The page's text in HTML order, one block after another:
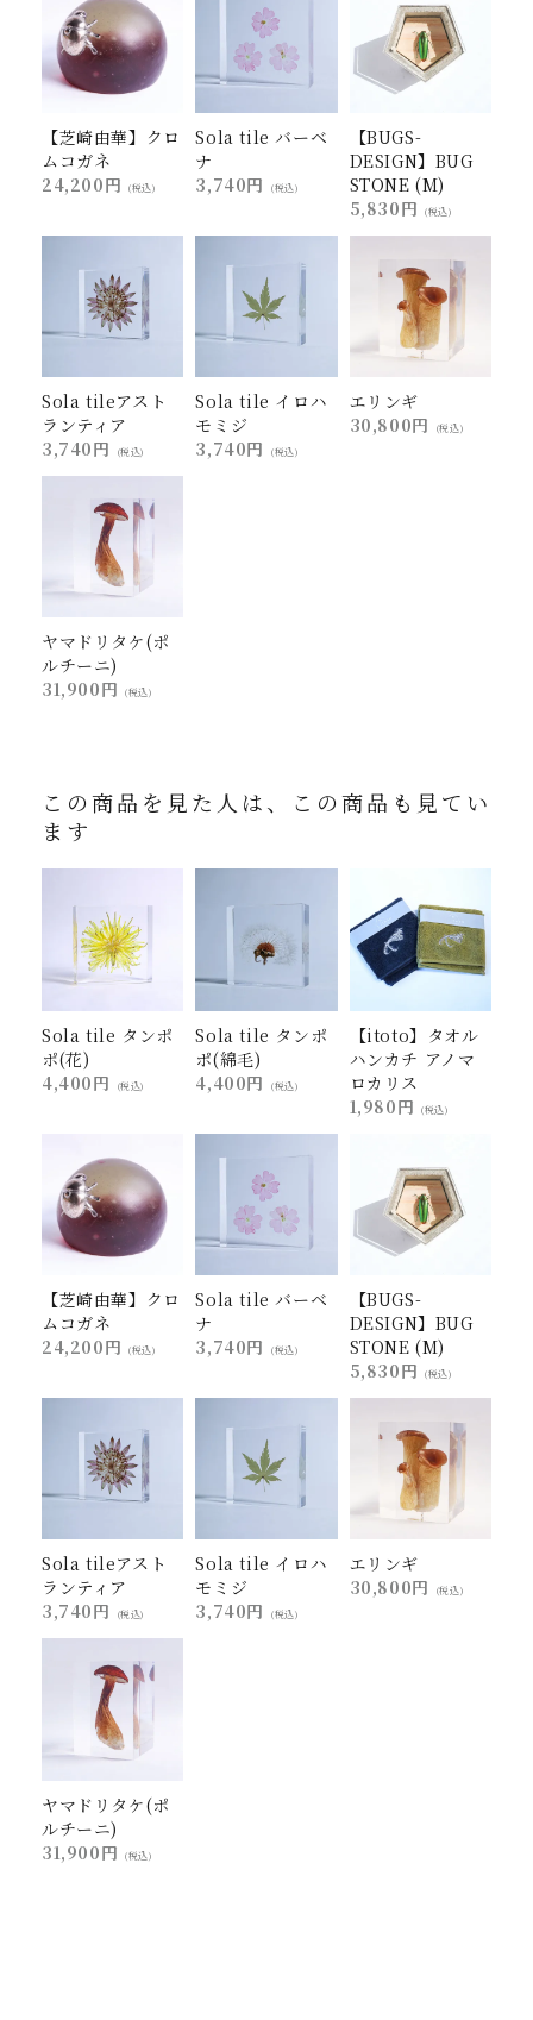
【芝崎由華】クロ
ムコガネ
24,200円
(税込)
Sola tile バーベ
ナ
3,740円
(税込)
【BUGS-
DESIGN】BUG
STONE (M)
5,830円
(税込)
Sola tileアスト
ランティア
3,740円
(税込)
Sola tile イロハ
モミジ
3,740円
(税込)
エリンギ
30,800円
(税込)
ヤマドリタケ(ポ
ルチーニ)
31,900円
(税込)
この商品を見た人は、この商品も見てい
ます
Sola tile タンポ
ポ(花)
4,400円
(税込)
Sola tile タンポ
ポ(綿毛)
4,400円
(税込)
【itoto】タオル
ハンカチ アノマ
ロカリス
1,980円
(税込)
【芝崎由華】クロ
ムコガネ
24,200円
(税込)
Sola tile バーベ
ナ
3,740円
(税込)
【BUGS-
DESIGN】BUG
STONE (M)
5,830円
(税込)
Sola tileアスト
ランティア
3,740円
(税込)
Sola tile イロハ
モミジ
3,740円
(税込)
エリンギ
30,800円
(税込)
ヤマドリタケ(ポ
ルチーニ)
31,900円
(税込)